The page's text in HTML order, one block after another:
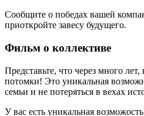
Сообщите о победах вашей
приоткройте завесу будущего.
Фильм о коллективе
Представьте, что через много лет,
потомки! Это уникальная
семьи и не потеряться в вехах
У вас есть уникальная